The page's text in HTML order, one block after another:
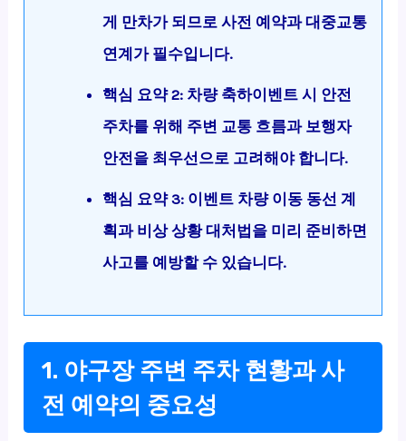
게 만차가 되므로 사전 예약과 대중교통
연계가 필수입니다.
핵심 요약 2: 차량 축하이벤트 시 안전
주차를 위해 주변 교통 흐름과 보행자
안전을 최우선으로 고려해야 합니다.
핵심 요약 3: 이벤트 차량 이동 동선 계
획과 비상 상황 대처법을 미리 준비하면
사고를 예방할 수 있습니다.
1. 야구장 주변 주차 현황과 사
전 예약의 중요성